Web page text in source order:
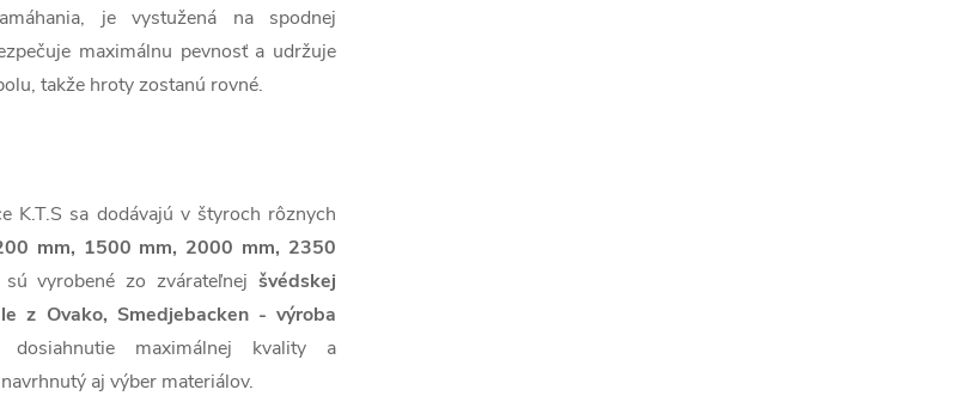
je vystužená na spodnej
maximálnu pevnosť a udržuje
takže hroty zostanú rovné.
K.T.S sa dodávajú v štyroch rôznych
mm, 1500 mm, 2000 mm, 2350
vyrobené zo zvárateľnej švédskej
z Ovako, Smedjebacken - výroba
maximálnej kvality a
aj výber materiálov.